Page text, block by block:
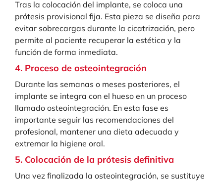
Tras la colocación del implante, se coloca una
prótesis provisional fija. Esta pieza se diseña para
evitar sobrecargas durante la cicatrización, pero
permite al paciente recuperar la estética y la
función de forma inmediata.
4. Proceso de osteointegración
Durante las semanas o meses posteriores, el
implante se integra con el hueso en un proceso
llamado osteointegración. En esta fase es
importante seguir las recomendaciones del
profesional, mantener una dieta adecuada y
extremar la higiene oral.
5. Colocación de la prótesis definitiva
Una vez finalizada la osteointegración, se sustituye